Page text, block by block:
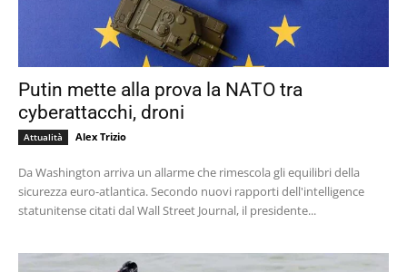
Putin mette alla prova la NATO tra
cyberattacchi, droni
Attualità Alex Trizio
Da Washington arriva un allarme che rimescola gli equilibri della
sicurezza euro-atlantica. Secondo nuovi rapporti dell'intelligence
statunitense citati dal Wall Street Journal, il presidente...